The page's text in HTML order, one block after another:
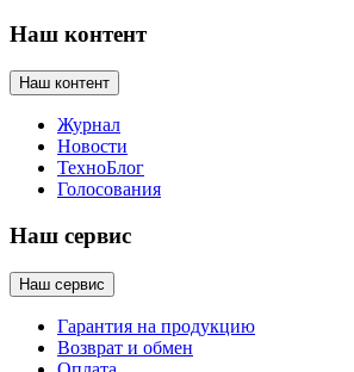
Наш контент
Наш контент
Журнал
Новости
ТехноБлог
Голосования
Наш сервис
Наш сервис
Гарантия на продукцию
Возврат и обмен